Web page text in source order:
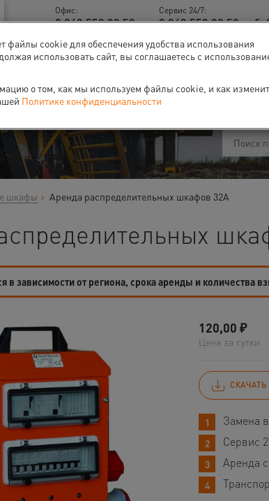
Офис:
8 843 558 09 58
Сервис 24/7:
8 843 558 09 58 доб.
шкафы Аренда распределительных шкафов 32А
в зависимости от региона, срока аренды и количества
120,00 ₽
Цена за сутки
СКАЧАТЬ
Замена
Сервис
Аренда
файлы cookie для обеспечения удобства использования
использовать сайт, вы соглашаетесь с
о том, как мы используем файлы cookie, и как
Политике конфиденциальности